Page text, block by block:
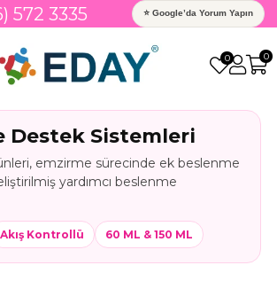
572 3335 ⭐ Google’da Yorum Yapın
0 0
Destek Sistemleri
emzirme sürecinde ek beslenme
yardımcı beslenme
Akış Kontrollü 60 ML & 150 ML